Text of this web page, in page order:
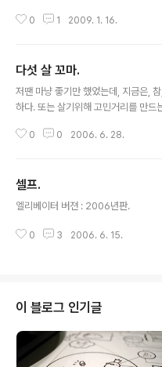
-------- 고등학교땐 DDR, 그중에서
사진은.... 대략 복장으로 보아 (저게 보
대학 초반에, 마산 내려갔다가 오락실
고 좋아서 미쳐날뛰던(......) 것을 찬이
0 1 2009. 1. 16.
다섯 살 꼬마.
저땐 마냥 좋기만 했었는데, 지금은,
하다. 또는 살기위해 고민거리를 만드
0 0 2006. 6. 28.
셀프.
엘리베이터 버젼 : 2006년판.
0 3 2006. 6. 15.
이 블로그 인기글